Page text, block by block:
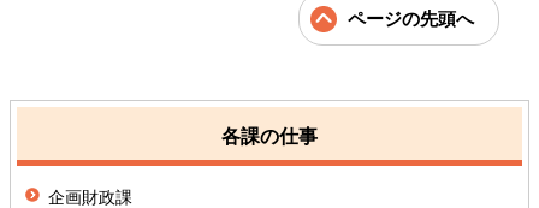
ページの先頭へ
各課の仕事
企画財政課